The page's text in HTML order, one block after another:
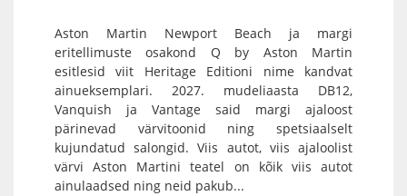
Aston Martin Newport Beach ja margi
eritellimuste osakond Q by Aston Martin
esitlesid viit Heritage Editioni nime kandvat
ainueksemplari. 2027. mudeliaasta DB12,
Vanquish ja Vantage said margi ajaloost
pärinevad värvitoonid ning spetsiaalselt
kujundatud salongid. Viis autot, viis ajaloolist
värvi Aston Martini teatel on kõik viis autot
ainulaadsed ning neid pakub...